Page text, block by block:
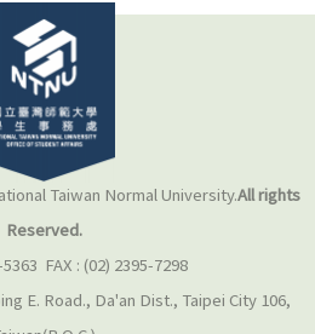
Taiwan Normal University.All rights
Reserved.
FAX : (02) 2395-7298
E. Road., Da'an Dist., Taipei City 106,